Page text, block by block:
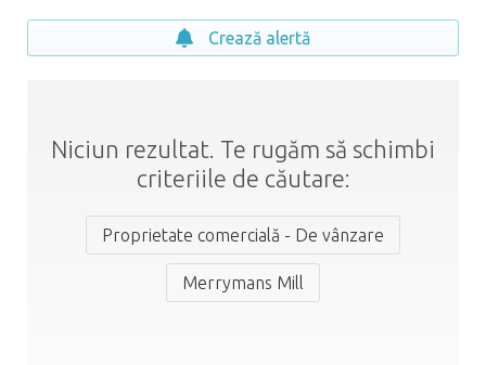
Crează alertă
Niciun rezultat. Te rugăm să schimbi
criteriile de căutare:
Proprietate comercială - De vânzare
Merrymans Mill